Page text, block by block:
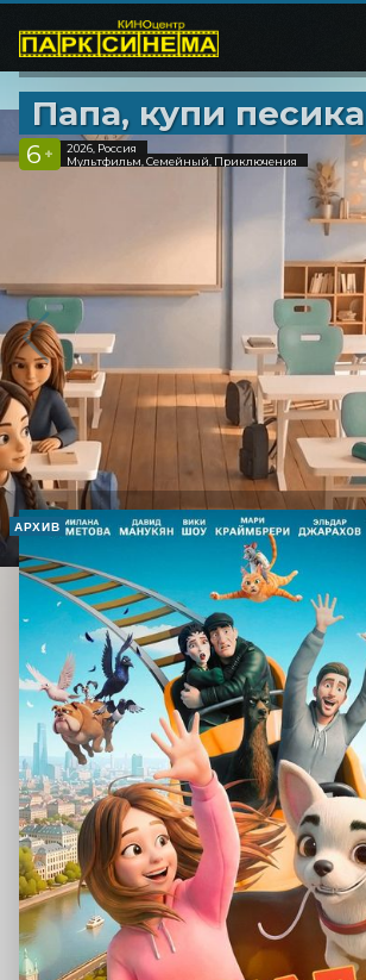
Папа, купи песика
6 +
2026, Россия
Мультфильм, Семейный, Приключения
АРХИВ